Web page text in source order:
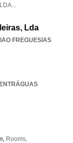
LDA...
Lda
FREGUESIAS
Rooms,